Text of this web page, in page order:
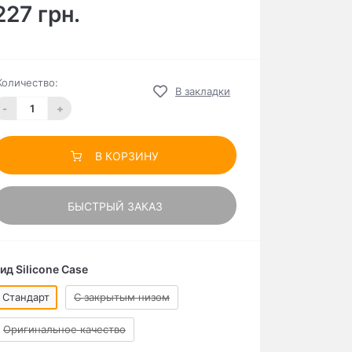
грн.
- +
В закладки
В КОРЗИНУ
БЫСТРЫЙ ЗАКАЗ
Silicone Case
Стандарт C закрытым низом
Оригинальное качество